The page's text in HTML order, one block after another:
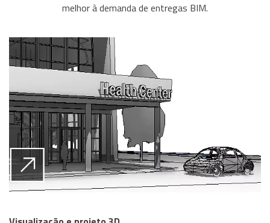
melhor à demanda de entregas BIM.